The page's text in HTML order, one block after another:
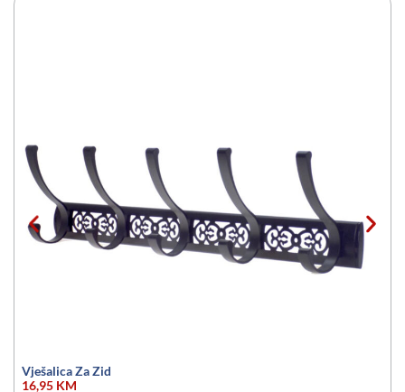
Vješalica Za Zid
16,95 KM